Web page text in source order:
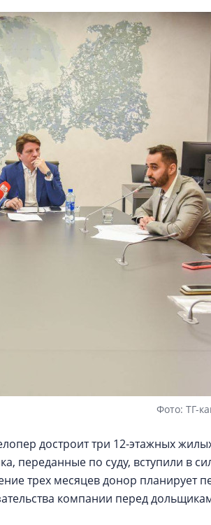
Фото: ТГ-
достроит три 12-этажных
переданные по суду, вступили в
трех месяцев донор планирует
компании перед